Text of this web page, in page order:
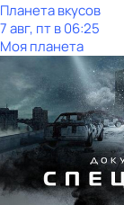
Планета вкусов
7 авг, пт в 06:25
Моя планета